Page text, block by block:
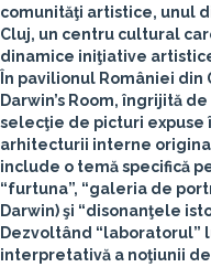
comunităţi artistice, unul
Cluj, un centru cultural
dinamice iniţiative
În pavilionul României
Darwin’s Room, îngrijită
selecţie de picturi expuse
arhitecturii interne
include o temă specifică
“furtuna”, “galeria de
Darwin) şi “disonanţele
Dezvoltând “laboratorul”
interpretativă a noţiunii